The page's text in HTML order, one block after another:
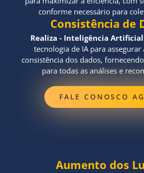
conforme necessário para
Consistência de
Realiza - Inteligência
tecnologia de IA para assegurar
consistência dos dados,
para todas as análises e
FALE CONOSCO
Aumento dos